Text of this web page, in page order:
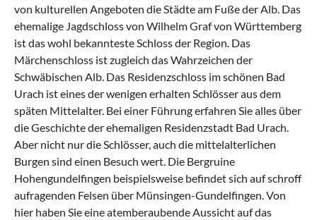
von kulturellen Angeboten die Städte am Fuße der Alb. Das
ehemalige Jagdschloss von Wilhelm Graf von Württemberg
ist das wohl bekannteste Schloss der Region. Das
Märchenschloss ist zugleich das Wahrzeichen der
Schwäbischen Alb. Das Residenzschloss im schönen Bad
Urach ist eines der wenigen erhalten Schlösser aus dem
späten Mittelalter. Bei einer Führung erfahren Sie alles über
die Geschichte der ehemaligen Residenzstadt Bad Urach.
Aber nicht nur die Schlösser, auch die mittelalterlichen
Burgen sind einen Besuch wert. Die Bergruine
Hohengundelfingen beispielsweise befindet sich auf schroff
aufragenden Felsen über Münsingen-Gundelfingen. Von
hier haben Sie eine atemberaubende Aussicht auf das